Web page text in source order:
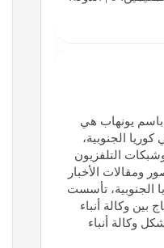
باسم يونهاب هي
الجنوبية،
التلفزيون
ومقالات الأخبار
الجنوبية، تأسست
1980، باندماج بين وكالة أنباء
وكالة أنباء